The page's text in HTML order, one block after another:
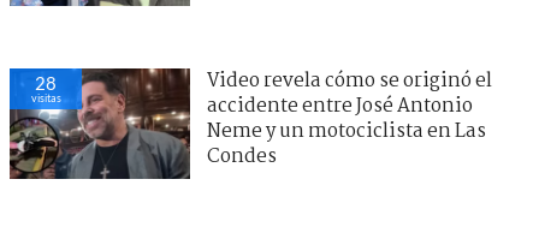
28
visitas
Video revela cómo se originó el
accidente entre José Antonio
Neme y un motociclista en Las
Condes